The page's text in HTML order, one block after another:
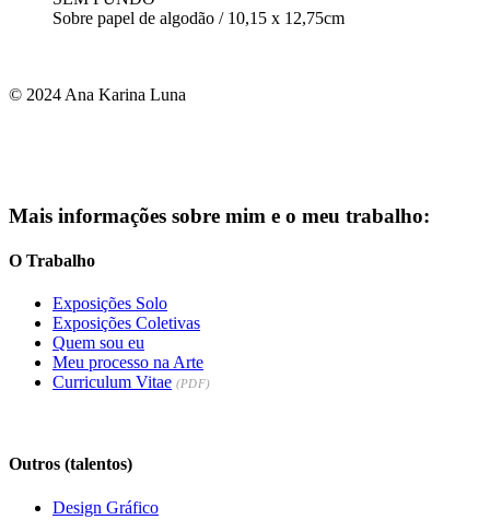
Sobre papel de algodão / 10,15 x 12,75cm
© 2024 Ana Karina Luna
Mais informações sobre mim e o meu trabalho:
O Trabalho
Exposições Solo
Exposições Coletivas
Quem sou eu
Meu processo na Arte
Curriculum Vitae (PDF)
Outros (talentos)
Design Gráfico